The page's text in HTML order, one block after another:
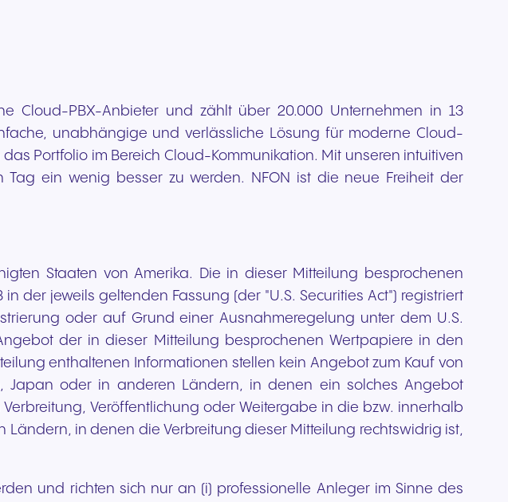
Cloud-PBX-Anbieter und zählt über 20.000 Unternehmen in 13
unabhängige und verlässliche Lösung für moderne Cloud-
Portfolio im Bereich Cloud-Kommunikation. Mit unseren intuitiven
Tag ein wenig besser zu werden. NFON ist die neue Freiheit der
Staaten von Amerika. Die in dieser Mitteilung besprochenen
der jeweils geltenden Fassung (der "U.S. Securities Act") registriert
oder auf Grund einer Ausnahmeregelung unter dem U.S.
der in dieser Mitteilung besprochenen Wertpapiere in den
enthaltenen Informationen stellen kein Angebot zum Kauf von
Japan oder in anderen Ländern, in denen ein solches Angebot
Veröffentlichung oder Weitergabe in die bzw. innerhalb
in denen die Verbreitung dieser Mitteilung rechtswidrig ist,
und richten sich nur an (i) professionelle Anleger im Sinne des